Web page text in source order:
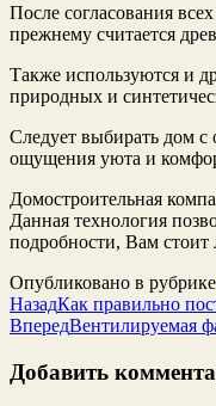
После согласования
прежнему считается
Также используются и
природных и
Следует выбирать дом
ощущения уюта и
Домостроительная
Данная технология
подробности, Вам
Опубликовано в рубрике
НазадКак правильно
ВпередВентилируемая
Добавить